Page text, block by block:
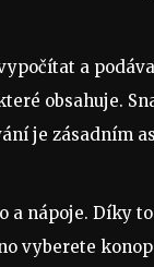
a
obsahuje.
je zásadním
a nápoje. Díky
vyberete